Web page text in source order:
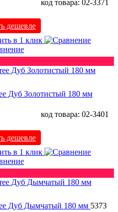
код товара: 02-3371
дешевле
в 1 клик
Дуб Золотистый 180 мм
код товара: 02-3401
дешевле
в 1 клик
Дуб Дымчатый 180 мм 5373